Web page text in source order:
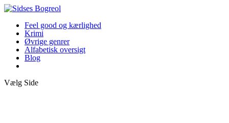
Feel good og kærlighed
Krimi
Øvrige genrer
Alfabetisk oversigt
Blog
Vælg Side